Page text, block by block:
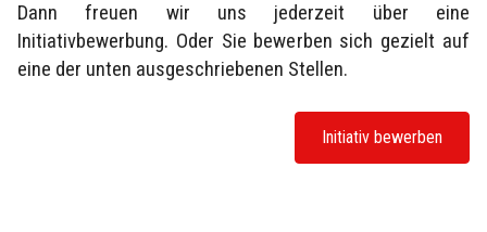
Dann freuen wir uns jederzeit über eine
Initiativbewerbung. Oder Sie bewerben sich gezielt auf
eine der unten ausgeschriebenen Stellen.
Initiativ bewerben